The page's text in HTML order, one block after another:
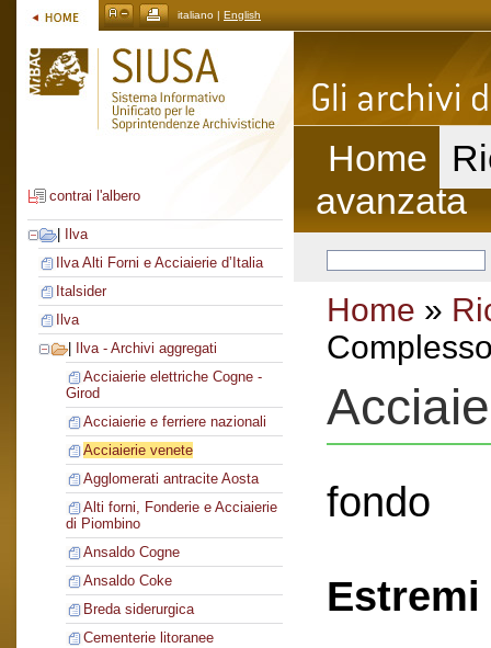
italiano | English
contrai l'albero
Ilva
Ilva Alti Forni e Acciaierie d’Italia
Italsider
Ilva
Ilva - Archivi aggregati
Acciaierie elettriche Cogne -
Girod
Acciaierie e ferriere nazionali
Acciaierie venete
Agglomerati antracite Aosta
Alti forni, Fonderie e Acciaierie
di Piombino
Ansaldo Cogne
Ansaldo Coke
Breda siderurgica
Cementerie litoranee
Home
avanzata
Home »
fondo